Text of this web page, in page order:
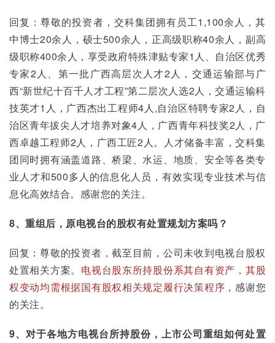
回复：尊敬的投资者，交科集团拥有员工1,100余人，其
中博士20余人，硕士500余人，正高级职称40余人，副高
级职称400余人，享受政府特殊津贴专家1人、自治区优秀
专家2人、第一批广西高层次人才2人，交通运输部与广
西“新世纪十百千人才工程”第二层次人选2人，交通运输科
技英才1人，广西杰出工程师4人,自治区特聘专家2人，自
治区青年拔尖人才培养对象4人，广西青年科技奖2人，广
西卓越工程师2人，广西工匠2人。人才储备丰富，交科集
团同时拥有涵盖道路、桥梁、水运、地质、安全等各类专
业人才和500多人的信息化人员，有效实现专业技术与信
息化高效结合。感谢您的关注。
8、重组后，原电视台的股权有处置规划方案吗？
回复：尊敬的投资者，截至目前，公司未收到电视台股权
处置相关方案。 电视台股东所持股份系其自有资产，其股
权变动均需根据国有股权相关规定履行决策程序，感谢您
的关注。
9、对于各地方电视台所持股份，上市公司重组如何处置